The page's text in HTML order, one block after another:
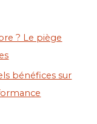
? Le piège
bénéfices sur